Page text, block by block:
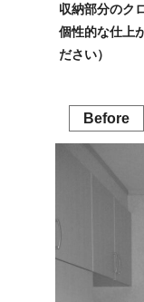
収納部分のク
個性的な仕上
ださい）
Before